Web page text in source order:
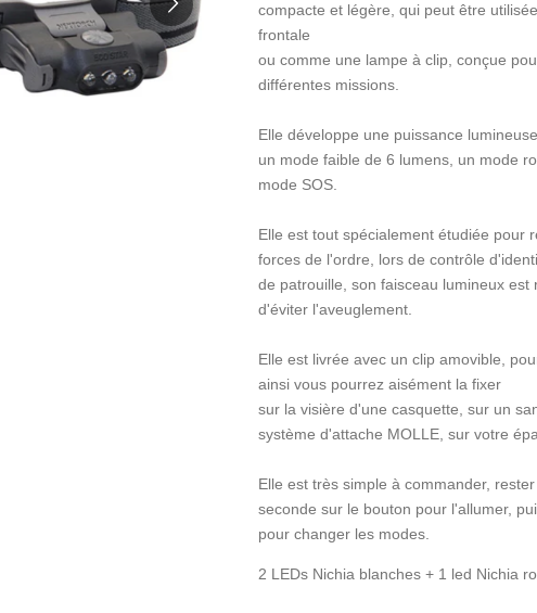
compacte et légère, qui peut être
frontale
ou comme une lampe à clip, conçue
différentes missions.
Elle développe une puissance
un mode faible de 6 lumens, un mode
mode SOS.
Elle est tout spécialement étudiée pour
forces de l'ordre, lors de contrôle
de patrouille, son faisceau lumineux est
d'éviter l'aveuglement.
Elle est livrée avec un clip amovible,
ainsi vous pourrez aisément la fixer
sur la visière d'une casquette, sur un
système d'attache MOLLE, sur votre
Elle est très simple à commander,
seconde sur le bouton pour l'allumer,
pour changer les modes.
2 LEDs Nichia blanches + 1 led Nichia